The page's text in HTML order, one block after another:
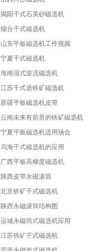
揭阳干式石英砂磁选机
烟台干式磁选机
山东平板磁选机工作视频
宁夏干式磁选机
海南湿式逆流磁选机
江苏干式选铁矿磁选机
新疆平板磁选机皮带
云南未来有前景的铁矿磁选机
宁夏平板磁选机适用场合
乌海干式磁选机的应用
广西平板高梯度磁选机
陕西皮带永磁滚筒
北京铁矿干式磁选机
陕西永磁滚筒结构图
运城永磁筒式磁选机应用
江苏铁矿干式磁选机